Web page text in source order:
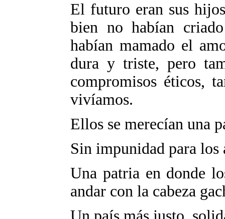
El futuro eran sus
bien no habían
habían mamado el
dura y triste, pero
compromisos éticos,
vivíamos.
Ellos se merecían una
Sin impunidad para los
Una patria en donde
andar con la cabeza